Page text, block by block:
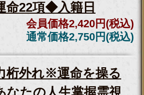
視◆きっかけ
をブチまけ【恋心の暴
】想い/葛藤